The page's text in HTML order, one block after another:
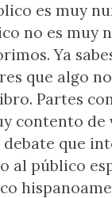
es muy
no es muy
Ya
que algo no
Partes
contento de
que
al público